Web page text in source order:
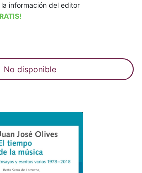
información del editor
No disponible